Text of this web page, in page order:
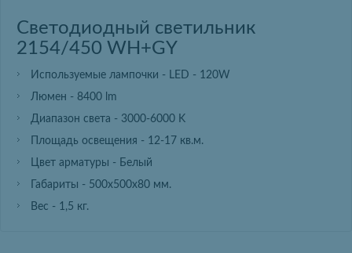
Светодиодный светильник
2154/450 WH+GY
Используемые лампочки - LED - 120W
Люмен - 8400 lm
Диапазон света - 3000-6000 K
Площадь освещения - 12-17 кв.м.
Цвет арматуры - Белый
Габариты - 500х500х80 мм.
Вес - 1,5 кг.